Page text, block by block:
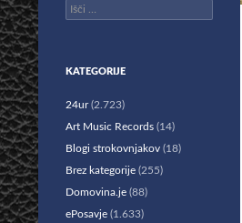
Išči:
KATEGORIJE
24ur(2.723)
Art Music Records (14)
Blogi strokovnjakov (18)
Brez kategorije (255)
Domovina.je (88)
ePosavje (1.633)